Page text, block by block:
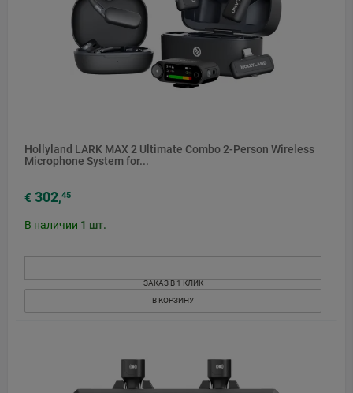
Hollyland LARK MAX 2 Ultimate Combo 2-Person Wireless
Microphone System for...
€ 302,45
В наличии 1 шт.
ЗАКАЗ В 1 КЛИК
В КОРЗИНУ